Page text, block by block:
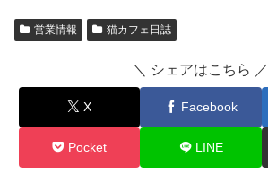
営業情報 猫カフェ日誌
＼ シェアはこちら ／
X Facebook
Pocket LINE